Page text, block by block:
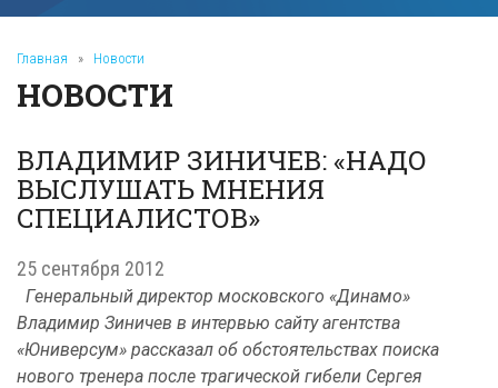
Главная » Новости
НОВОСТИ
ВЛАДИМИР ЗИНИЧЕВ: «НАДО
ВЫСЛУШАТЬ МНЕНИЯ
СПЕЦИАЛИСТОВ»
25 сентября 2012
Генеральный директор московского «Динамо»
Владимир Зиничев в интервью сайту агентства
«Юниверсум» рассказал об обстоятельствах поиска
нового тренера после трагической гибели Сергея